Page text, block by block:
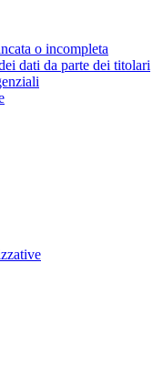
o incompleta
dati da parte dei titolari